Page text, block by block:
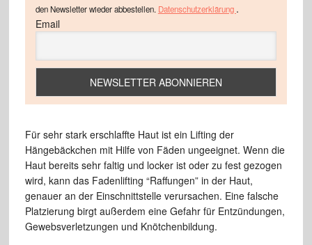
den Newsletter wieder abbestellen. Datenschutzerklärung .
Email
Für sehr stark erschlaffte Haut ist ein Lifting der
Hängebäckchen mit Hilfe von Fäden ungeeignet. Wenn die
Haut bereits sehr faltig und locker ist oder zu fest gezogen
wird, kann das Fadenlifting “Raffungen” in der Haut,
genauer an der Einschnittstelle verursachen. Eine falsche
Platzierung birgt außerdem eine Gefahr für Entzündungen,
Gewebsverletzungen und Knötchenbildung.